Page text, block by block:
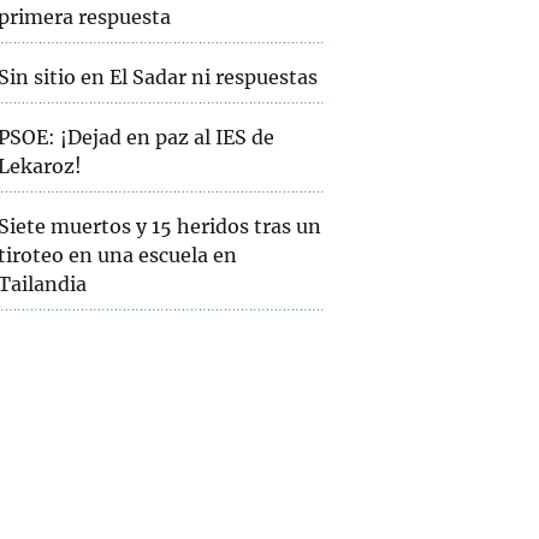
respuesta
Sin sitio en El Sadar ni respuestas
¡Dejad en paz al IES de
Siete muertos y 15 heridos tras un
en una escuela en